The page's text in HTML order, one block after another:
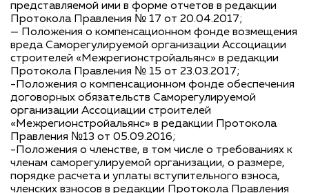
представляемой ими в форме отчетов в редакции
Протокола Правления № 17 от 20.04.2017;
— Положения о компенсационном фонде возмещения
вреда Саморегулируемой организации Ассоциации
строителей «Межрегионстройальянс» в редакции
Протокола Правления № 15 от 23.03.2017;
-Положения о компенсационном фонде обеспечения
договорных обязательств Саморегулируемой
организации Ассоциации строителей
«Межрегионстройальянс» в редакции Протокола
Правления №13 от 05.09.2016;
-Положения о членстве, в том числе о требованиях к
членам саморегулируемой организации, о размере,
порядке расчета и уплаты вступительного взноса,
членских взносов в редакции Протокола Правления